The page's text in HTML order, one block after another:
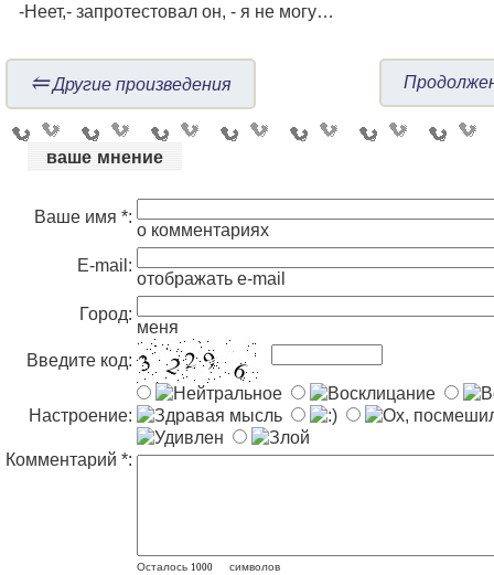
-Неет,- запротестовал он, - я не могу…
⥢Другие произведения
ваше мнение
Ваше имя *:
о комментариях
E-mail:
отображать e-mail
Город:
меня
Введите код:
Настроение:
Комментарий *:
Осталось
символов